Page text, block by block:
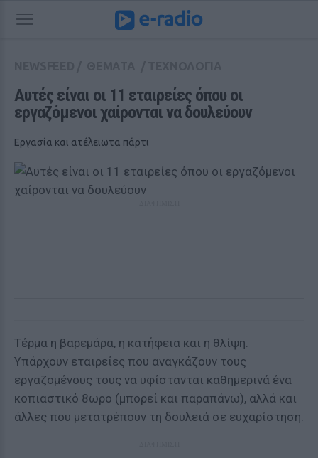
Αυτές είναι οι 11 εταιρείες όπου οι
εργαζόμενοι χαίρονται να δουλεύουν
Εργασία και ατέλειωτα πάρτι
Τέρμα η βαρεμάρα, η κατήφεια και η θλίψη.
Υπάρχουν εταιρείες που αναγκάζουν τους
εργαζομένους τους να υφίστανται καθημερινά ένα
κοπιαστικό 8ωρο (μπορεί και παραπάνω), αλλά και
άλλες που μετατρέπουν τη δουλειά σε ευχαρίστηση.